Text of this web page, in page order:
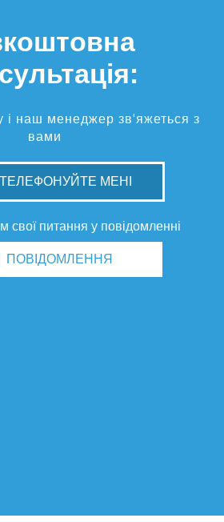
і наш менеджер зв'яжеться з
вами
МЕНІ
свої питання у повідомленні
ПОВІДОМЛЕННЯ